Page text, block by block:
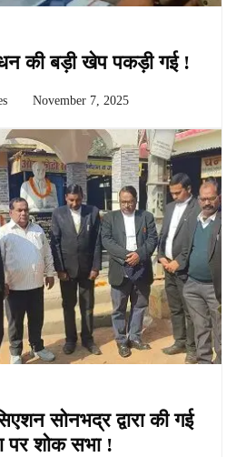
की बड़ी खेप पकड़ी गई !
November 7, 2025
सोनभद्र द्वारा की गई
पर शोक सभा !